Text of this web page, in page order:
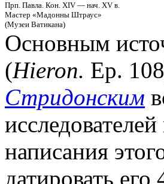
Прп. Павла. Кон. XIV — нач. XV в.
Мастер «Мадонны Штраус»
(Музеи Ватикана)
Основным
(Hieron. Ep.
Стридонским
написания
датировать